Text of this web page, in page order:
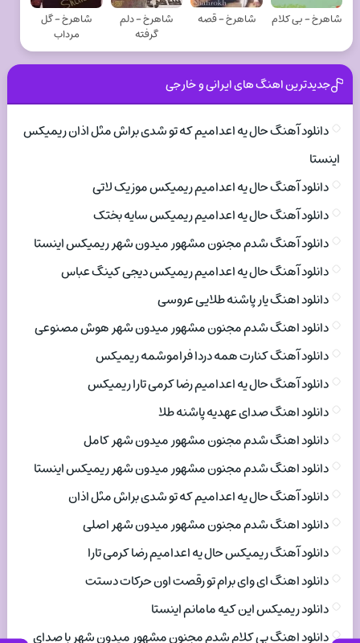
شاهرخ - بی کلام شاهرخ - قصه
شاهرخ - دلم
گرفته
شاهرخ - گل
مرداب
جدیدترین اهنگ های ایرانی و خارجی
دانلود آهنگ حال یه اعدامیم که تو شدی براش مثل اذان ریمیکس
اینستا
دانلود آهنگ حال یه اعدامیم ریمیکس موزیک لاتی
دانلود آهنگ حال یه اعدامیم ریمیکس سایه بختک
دانلود آهنگ شدم مجنون مشهور میدون شهر ریمیکس اینستا
دانلود آهنگ حال یه اعدامیم ریمیکس دیجی کینگ عباس
دانلود اهنگ یار پاشنه طلایی عروسی
دانلود اهنگ شدم مجنون مشهور میدون شهر هوش مصنوعی
دانلود آهنگ کنارت همه دردا فراموشمه ریمیکس
دانلود آهنگ حال یه اعدامیم رضا کرمی تارا ریمیکس
دانلود اهنگ صدای عهدیه پاشنه طلا
دانلود اهنگ شدم مجنون مشهور میدون شهر کامل
دانلود اهنگ شدم مجنون مشهور میدون شهر ریمیکس اینستا
دانلود آهنگ حال یه اعدامیم که تو شدی براش مثل اذان
دانلود اهنگ شدم مجنون مشهور میدون شهر اصلی
دانلود آهنگ ریمیکس حال یه اعدامیم رضا کرمی تارا
دانلود اهنگ ای وای برام تو رقصت اون حرکات دستت
دانلود ریمیکس این کیه مامانم اینستا
دانلود اهنگ بی کلام شدم مجنون مشهور میدون شهر با صدای